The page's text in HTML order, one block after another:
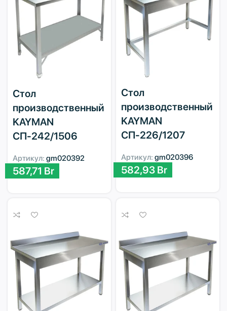
Стол
производственный
KAYMAN
СП-242/1506
Артикул: gm020392
587,71 Br
Стол
производственный
KAYMAN
СП-226/1207
Артикул: gm020396
582,93 Br